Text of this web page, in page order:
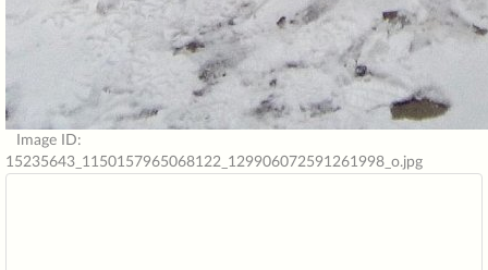
Image ID:
15235643_1150157965068122_129906072591261998_o.jpg